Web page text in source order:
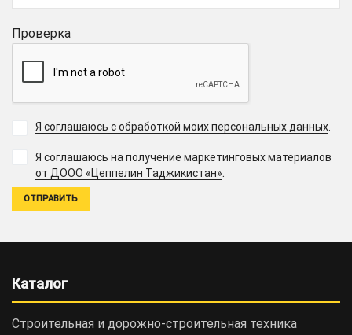
Проверка
Я соглашаюсь с обработкой моих персональных данных.
Я соглашаюсь на получение маркетинговых материалов
от ДООО «Цеппелин Таджикистан».
Каталог
Строительная и дорожно-cтроительная техника